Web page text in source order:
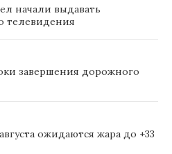
начали выдавать
телевидения
завершения дорожного
ожидаются жара до +33